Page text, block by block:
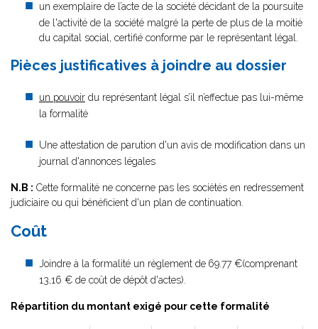
un exemplaire de l’acte de la société décidant de la poursuite
de l'activité de la société malgré la perte de plus de la moitié
du capital social, certifié conforme par le représentant légal.
Pièces justificatives à joindre au dossier
un pouvoir du représentant légal s’il n’effectue pas lui-même
la formalité
Une attestation de parution d'un avis de modification dans un
journal d'annonces légales
N.B : Cette formalité ne concerne pas les sociétés en redressement
judiciaire ou qui bénéficient d'un plan de continuation.
Coût
Joindre à la formalité un règlement de 69.77 €(comprenant
13,16 € de coût de dépôt d'actes).
Répartition du montant exigé pour cette formalité